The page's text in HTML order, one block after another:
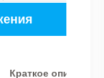
Краткое описание